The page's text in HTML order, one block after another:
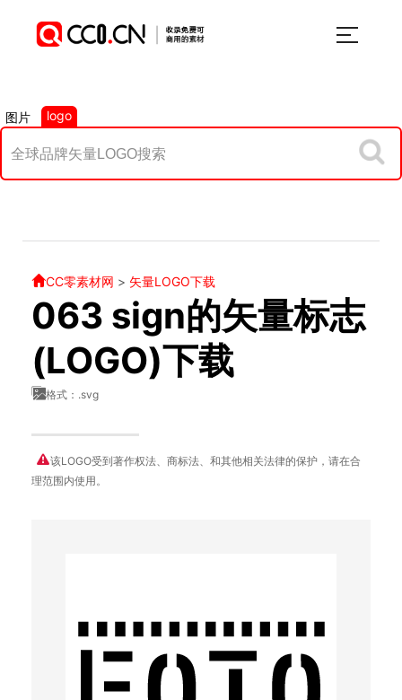
图片 logo
CC零素材网 > 矢量LOGO下载
063 sign的矢量标志
(LOGO)下载
格式：.svg
该LOGO受到著作权法、商标法、和其他相关法律的保护，请在合
理范围内使用。